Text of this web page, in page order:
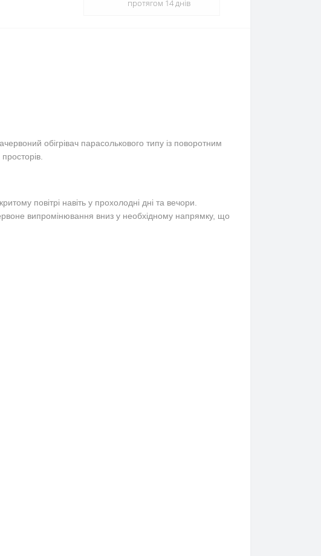
протягом 14 днів
обігрівач парасолькового типу із поворотним
повітрі навіть у прохолодні дні та вечори.
випромінювання вниз у необхідному напрямку, що